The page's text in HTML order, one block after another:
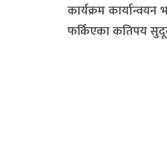
कार्यक्रम
फर्किएका कतिपय